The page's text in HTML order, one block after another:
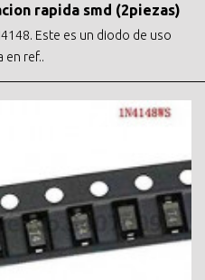
rapida smd (2piezas)
Este es un diodo de uso
en ref..